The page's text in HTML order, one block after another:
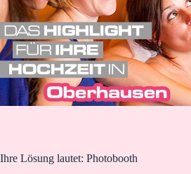
Ihre Lösung lautet: Photobooth